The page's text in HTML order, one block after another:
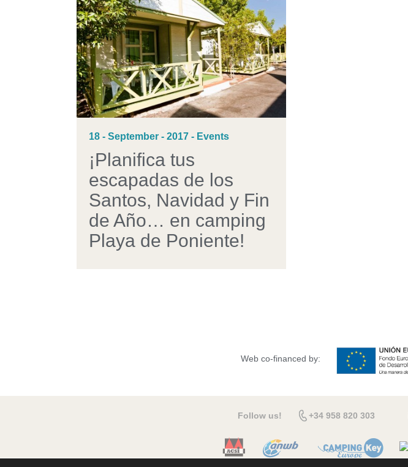
18 - September - 2017 - Events
¡Planifica tus
escapadas de los
Santos, Navidad y Fin
de Año… en camping
Playa de Poniente!
Web co-financed by:
Follow us! +34 958 820 303